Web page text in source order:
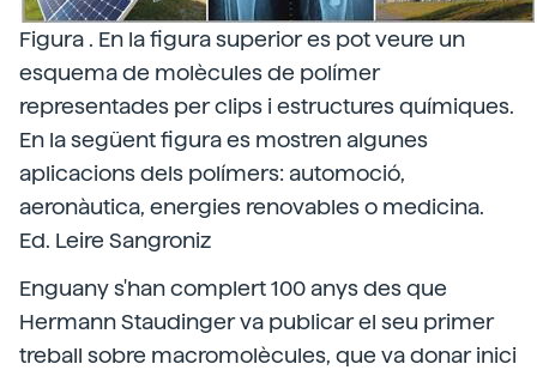
Figura . En la figura superior es pot veure un
esquema de molècules de polímer
representades per clips i estructures químiques.
En la següent figura es mostren algunes
aplicacions dels polímers: automoció,
aeronàutica, energies renovables o medicina.
Ed. Leire Sangroniz
Enguany s'han complert 100 anys des que
Hermann Staudinger va publicar el seu primer
treball sobre macromolècules, que va donar inici